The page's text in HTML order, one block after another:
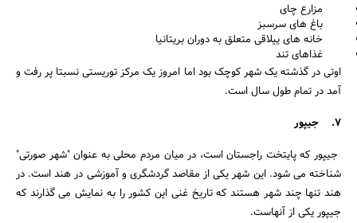
مزارع چای
باغ های سرسبز
خانه های ییلاقی متعلق به دوران بریتانیا
غذاهای تند
اوتی در گذشته یک شهر کوچک بود اما امروز یک مرکز توریستی نسبتا پر رفت و
آمد در تمام طول سال است.
7. جیپور
جیپور که پایتخت راجستان است، در میان مردم محلی به عنوان "شهر صورتی"
شناخته می شود. این شهر یکی از مقاصد گردشگری و آموزشی در هند است. در
هند تنها چند شهر هستند که تاریخ غنی این کشور را به نمایش می گذارند که
جیپور یکی از آنهاست.